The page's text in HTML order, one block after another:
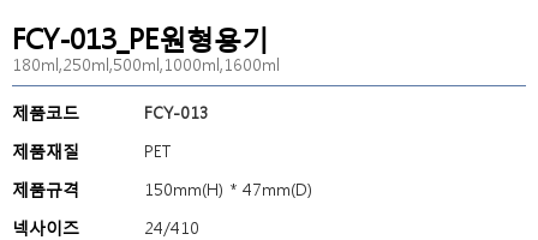
FCY-013_PE원형용기
180ml,250ml,500ml,1000ml,1600ml
제품코드
FCY-013
제품재질
PET
제품규격
150mm(H) * 47mm(D)
넥사이즈
24/410